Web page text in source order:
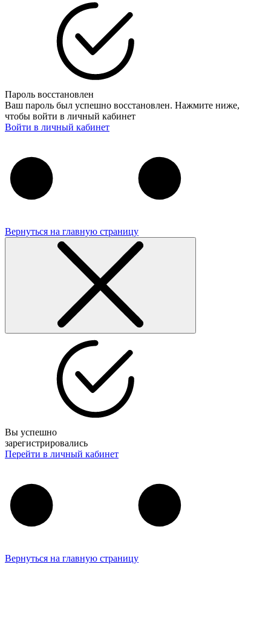
Пароль восстановлен
Ваш пароль был успешно восстановлен. Нажмите ниже,
чтобы войти в личный кабинет
Войти в личный кабинет
Вернуться на главную страницу
Вы успешно
зарегистрировались
Перейти в личный кабинет
Вернуться на главную страницу